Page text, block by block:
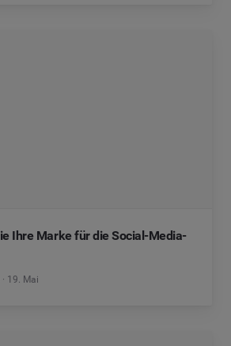
Ihre Marke für die Social-Media-
19. Mai